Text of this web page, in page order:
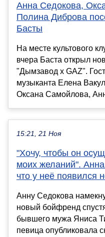
Анна Седокова,
Полина Диброва
Басты
На месте культового
вчера Баста открыл
"Дымзавод х GAZ".
музыканта Елена
Оксана Самойлова,
15:21, 21 Ноя
"Хочу, чтобы он
моих желаний".
что у неё появился
Анну Седокова
новый бойфренд
бывшего мужа Яниса
певица опубликовала